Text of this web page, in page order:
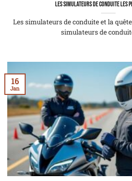
Les simulateurs de conduite les
Les simulateurs de conduite et la
simulateurs de
16
Jan